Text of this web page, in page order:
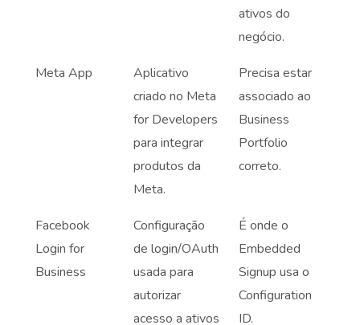
ativos do
negócio.
Meta App
Aplicativo
criado no Meta
for Developers
para integrar
produtos da
Meta.
Precisa estar
associado ao
Business
Portfolio
correto.
Facebook
Login for
Business
Configuração
de login/OAuth
usada para
autorizar
acesso a ativos
É onde o
Embedded
Signup usa o
Configuration
ID.